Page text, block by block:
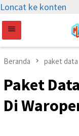
Loncat ke konten
Beranda paket data
Paket
Di